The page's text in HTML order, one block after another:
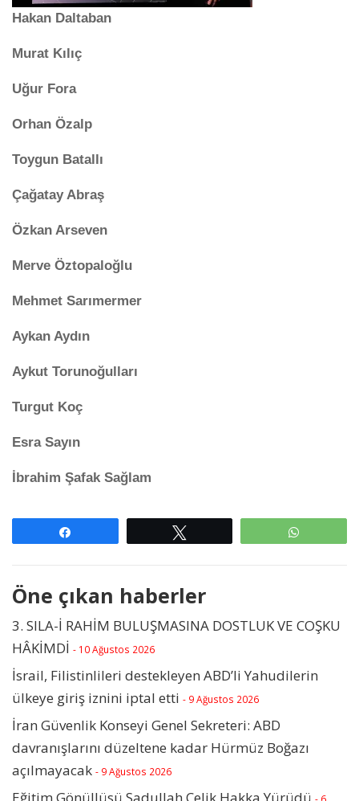
Hakan Daltaban
Murat Kılıç
Uğur Fora
Orhan Özalp
Toygun Batallı
Çağatay Abraş
Özkan Arseven
Merve Öztopaloğlu
Mehmet Sarımermer
Aykan Aydın
Aykut Torunoğulları
Turgut Koç
Esra Sayın
İbrahim Şafak Sağlam
Öne çıkan haberler
3. SILA-İ RAHİM BULUŞMASINA DOSTLUK VE COŞKU
HÂKİMDİ - 10 Ağustos 2026
İsrail, Filistinlileri destekleyen ABD’li Yahudilerin
ülkeye giriş iznini iptal etti - 9 Ağustos 2026
İran Güvenlik Konseyi Genel Sekreteri: ABD
davranışlarını düzeltene kadar Hürmüz Boğazı
açılmayacak - 9 Ağustos 2026